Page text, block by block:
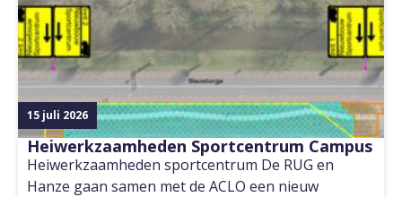
15 juli 2026
Heiwerkzaamheden Sportcentrum Campus
Heiwerkzaamheden sportcentrum De RUG en
Hanze gaan samen met de ACLO een nieuw